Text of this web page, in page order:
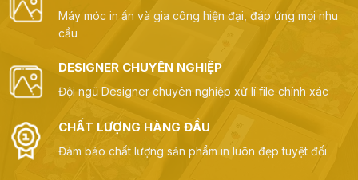
Máy móc in ấn và gia công hiện đại, đáp ứng mọi nhu
cầu
DESIGNER CHUYÊN NGHIỆP
Đội ngũ Designer chuyên nghiệp xử lí file chính xác
CHẤT LƯỢNG HÀNG ĐẦU
Đảm bảo chất lượng sản phẩm in luôn đẹp tuyệt đối